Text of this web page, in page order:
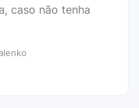
caso não tenha